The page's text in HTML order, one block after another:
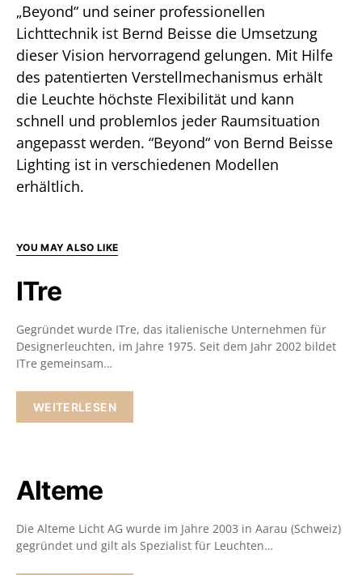
„Beyond“ und seiner professionellen
Lichttechnik ist Bernd Beisse die Umsetzung
dieser Vision hervorragend gelungen. Mit Hilfe
des patentierten Verstellmechanismus erhält
die Leuchte höchste Flexibilität und kann
schnell und problemlos jeder Raumsituation
angepasst werden. “Beyond“ von Bernd Beisse
Lighting ist in verschiedenen Modellen
erhältlich.
YOU MAY ALSO LIKE
ITre
Gegründet wurde ITre, das italienische Unternehmen für
Designerleuchten, im Jahre 1975. Seit dem Jahr 2002 bildet
ITre gemeinsam…
WEITERLESEN
Alteme
Die Alteme Licht AG wurde im Jahre 2003 in Aarau (Schweiz)
gegründet und gilt als Spezialist für Leuchten…